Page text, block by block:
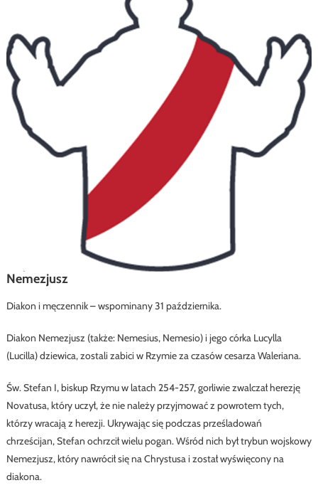
Nemezjusz
Diakon i męczennik – wspominany 31 października.
Diakon Nemezjusz (także: Nemesius, Nemesio) i jego córka Lucylla
(Lucilla)dziewica, zostali zabici w Rzymie za czasów cesarza Waleriana.
Św. Stefan I, biskup Rzymu w latach 254-257, gorliwie zwalczał herezję
Novatusa, który uczył, że nie należy przyjmować z powrotem tych,
którzy wracają z herezji. Ukrywając się podczas prześladowań
chrześcijan, Stefan ochrzcił wielu pogan. Wśród nich był trybun wojskowy
Nemezjusz, który nawrócił się na Chrystusa i został wyświęcony na
diakona.